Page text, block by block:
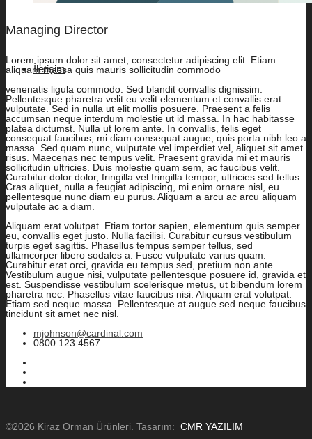
İletişim
Managing Director
Lorem ipsum dolor sit amet, consectetur adipiscing elit. Etiam
aliquam massa quis mauris sollicitudin commodo
venenatis ligula commodo. Sed blandit convallis dignissim.
Pellentesque pharetra velit eu velit elementum et convallis erat
vulputate. Sed in nulla ut elit mollis posuere. Praesent a felis
accumsan neque interdum molestie ut id massa. In hac habitasse
platea dictumst. Nulla ut lorem ante. In convallis, felis eget
consequat faucibus, mi diam consequat augue, quis porta nibh leo a
massa. Sed quam nunc, vulputate vel imperdiet vel, aliquet sit amet
risus. Maecenas nec tempus velit. Praesent gravida mi et mauris
sollicitudin ultricies. Duis molestie quam sem, ac faucibus velit.
Curabitur dolor dolor, fringilla vel fringilla tempor, ultricies sed tellus.
Cras aliquet, nulla a feugiat adipiscing, mi enim ornare nisl, eu
pellentesque nunc diam eu purus. Aliquam a arcu ac arcu aliquam
vulputate ac a diam.
Aliquam erat volutpat. Etiam tortor sapien, elementum quis semper
eu, convallis eget justo. Nulla facilisi. Curabitur cursus vestibulum
turpis eget sagittis. Phasellus tempus semper tellus, sed
ullamcorper libero sodales a. Fusce vulputate varius quam.
Curabitur erat orci, gravida eu tempus sed, pretium non ante.
Vestibulum augue nisi, vulputate pellentesque posuere id, gravida et
est. Suspendisse vestibulum scelerisque metus, ut bibendum lorem
pharetra nec. Phasellus vitae faucibus nisi. Aliquam erat volutpat.
Etiam sed neque massa. Pellentesque at augue sed neque faucibus
tincidunt sit amet nec nisl.
mjohnson@cardinal.com
0800 123 4567
©2026 Kiraz Orman Ürünleri. Tasarım: CMR YAZILIM